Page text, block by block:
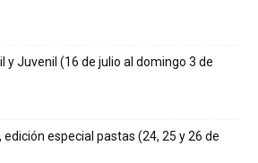
y Juvenil (16 de julio al domingo 3 de
especial pastas (24, 25 y 26 de